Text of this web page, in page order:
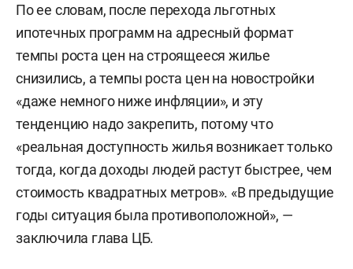
По ее словам, после перехода льготных
ипотечных программ на адресный формат
темпы роста цен на строящееся жилье
снизились, а темпы роста цен на новостройки
«даже немного ниже инфляции», и эту
тенденцию надо закрепить, потому что
«реальная доступность жилья возникает только
тогда, когда доходы людей растут быстрее, чем
стоимость квадратных метров». «В предыдущие
годы ситуация была противоположной», —
заключила глава ЦБ.